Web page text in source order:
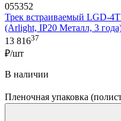
055352
Трек встраиваемый LGD-
(Arlight, IP20 Металл, 3
13 81637
₽/шт
В наличии
Пленочная упаковка